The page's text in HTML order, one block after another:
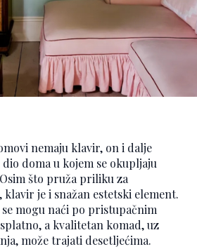
nemaju klavir, on i dalje
doma u kojem se okupljaju
što pruža priliku za
klavir je i snažan estetski element.
mogu naći po pristupačnim
a kvalitetan komad, uz
može trajati desetljećima.